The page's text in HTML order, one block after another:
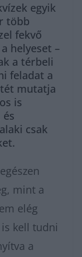
egyik
több
fekvő
helyeset –
a térbeli
feladat a
mutatja
is
csak
mint a
elég
kell tudni
a